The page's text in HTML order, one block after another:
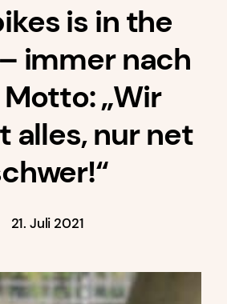
is in the
immer nach
„Wir
alles, nur net
21. Juli 2021